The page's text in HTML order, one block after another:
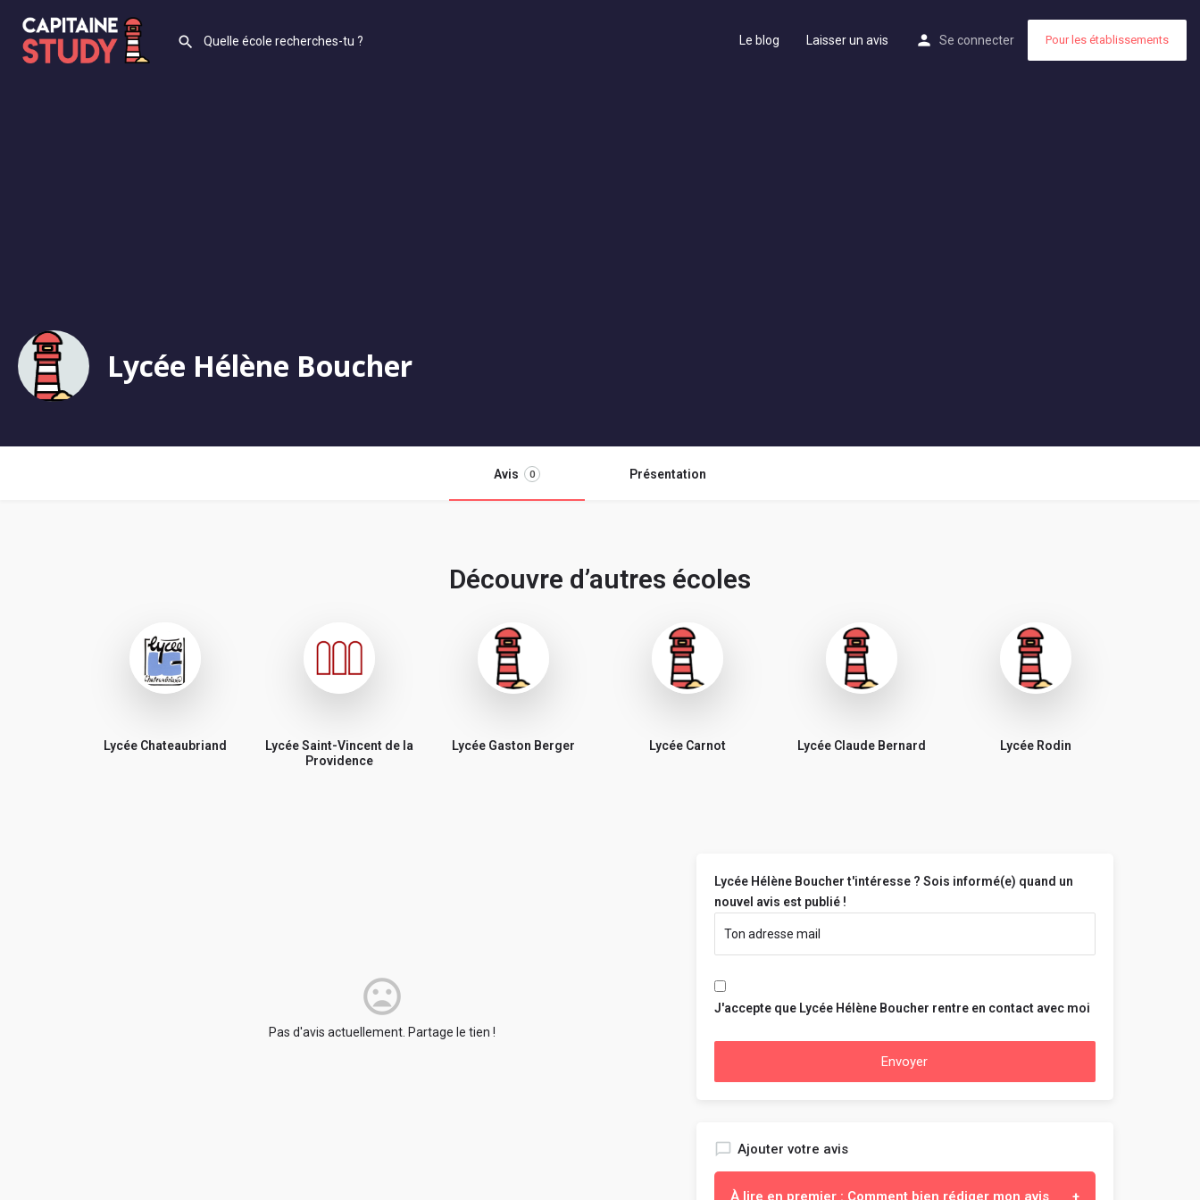
Le blog Laisser un avis Se connecter Pour les établissements
Lycée Hélène Boucher
Avis 0 Présentation
Découvre d’autres écoles
Lycée Chateaubriand
Lycée Saint-Vincent de la
Providence
Lycée Gaston Berger Lycée Carnot Lycée Claude Bernard Lycée Rodin
Pas d'avis actuellement. Partage le tien !
Lycée Hélène Boucher t'intéresse ? Sois informé(e) quand un
nouvel avis est publié !
J'accepte que Lycée Hélène Boucher rentre en contact avec moi
Envoyer
Ajouter votre avis
À lire en premier : Comment bien rédiger mon avis